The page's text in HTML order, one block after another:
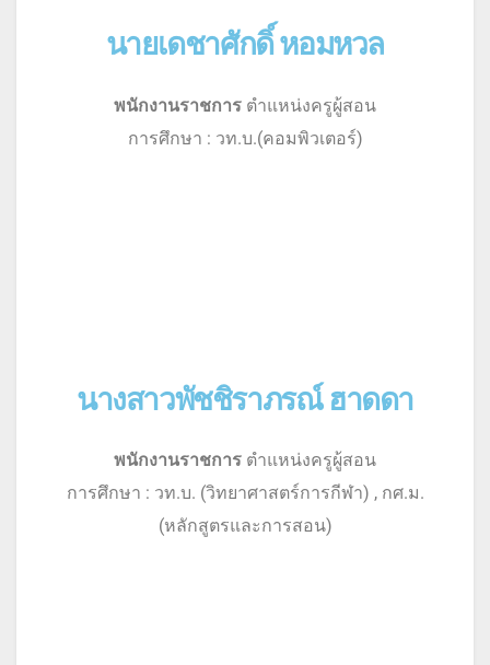
นายเดชาศักดิ์ หอมหวล
พนักงานราชการ ตำแหน่งครูผู้สอน
การศึกษา : วท.บ.(คอมพิวเตอร์)
นางสาวพัชชิราภรณ์ ฮาดดา
พนักงานราชการ ตำแหน่งครูผู้สอน
การศึกษา : วท.บ. (วิทยาศาสตร์การกีฬา) , กศ.ม.
(หลักสูตรและการสอน)